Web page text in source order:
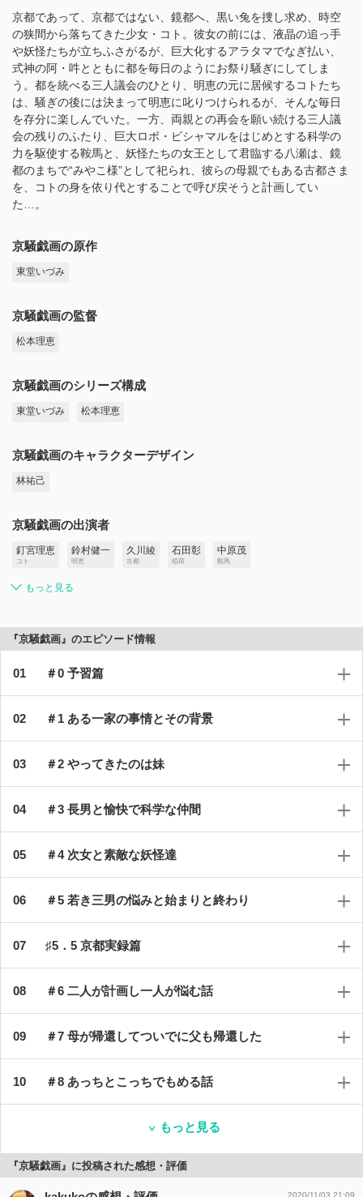
京都であって、京都ではない、鏡都へ、黒い兔を捜し求め、時空
の狭間から落ちてきた少女・コト。彼女の前には、液晶の追っ手
や妖怪たちが立ちふさがるが、巨大化するアラタマでなぎ払い、
式神の阿・吽とともに都を毎日のようにお祭り騒ぎにしてしま
う。都を統べる三人議会のひとり、明恵の元に居候するコトたち
は、騒ぎの後には決まって明恵に叱りつけられるが、そんな毎日
を存分に楽しんでいた。一方、両親との再会を願い続ける三人議
会の残りのふたり、巨大ロボ・ビシャマルをはじめとする科学の
力を駆使する鞍馬と、妖怪たちの女王として君臨する八瀬は、鏡
都のまちで“みやこ様”として祀られ、彼らの母親でもある古都さま
を、コトの身を依り代とすることで呼び戻そうと計画してい
た…。
京騒戯画の原作
東堂いづみ
京騒戯画の監督
松本理恵
京騒戯画のシリーズ構成
東堂いづみ 松本理恵
京騒戯画のキャラクターデザイン
林祐己
京騒戯画の出演者
釘宮理恵
コト
鈴村健一
明恵
久川綾
古都
石田彰
稲荷
中原茂
鞍馬
もっと見る
『京騒戯画』のエピソード情報
＃0 予習篇
＃1 ある一家の事情とその背景
＃2 やってきたのは妹
＃3 長男と愉快で科学な仲間
＃4 次女と素敵な妖怪達
＃5 若き三男の悩みと始まりと終わり
♯5．5 京都実録篇
＃6 二人が計画し一人が悩む話
＃7 母が帰還してついでに父も帰還した
＃8 あっちとこっちでもめる話
もっと見る
『京騒戯画』に投稿された感想・評価
2020/11/03 21:09